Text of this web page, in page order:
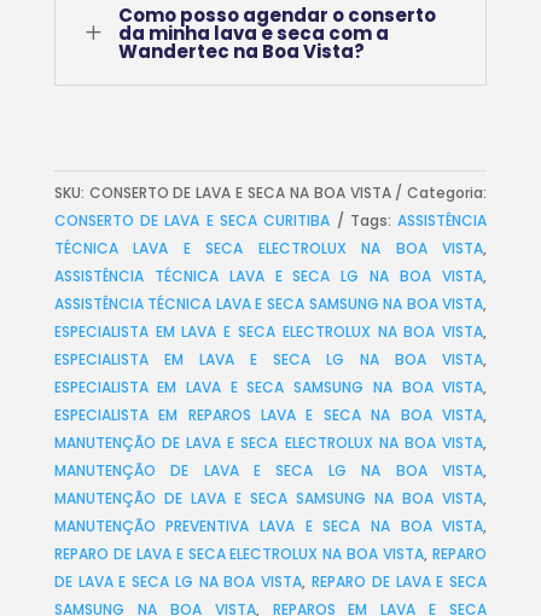
L
Como posso agendar o conserto
da minha lava e seca com a
Wandertec na Boa Vista?
SKU: CONSERTO DE LAVA E SECA NA BOA VISTA
Categoria:
CONSERTO DE LAVA E SECA CURITIBA
Tags:ASSISTÊNCIA
TÉCNICA LAVA E SECA ELECTROLUX NA BOA VISTA,
ASSISTÊNCIA TÉCNICA LAVA E SECA LG NA BOA VISTA,
ASSISTÊNCIA TÉCNICA LAVA E SECA SAMSUNG NA BOA VISTA,
ESPECIALISTA EM LAVA E SECA ELECTROLUX NA BOA VISTA,
ESPECIALISTA EM LAVA E SECA LG NA BOA VISTA,
ESPECIALISTA EM LAVA E SECA SAMSUNG NA BOA VISTA,
ESPECIALISTA EM REPAROS LAVA E SECA NA BOA VISTA,
MANUTENÇÃO DE LAVA E SECA ELECTROLUX NA BOA VISTA,
MANUTENÇÃO DE LAVA E SECA LG NA BOA VISTA,
MANUTENÇÃO DE LAVA E SECA SAMSUNG NA BOA VISTA,
MANUTENÇÃO PREVENTIVA LAVA E SECA NA BOA VISTA,
REPARO DE LAVA E SECA ELECTROLUX NA BOA VISTA,REPARO
DE LAVA E SECA LG NA BOA VISTA,REPARO DE LAVA E SECA
SAMSUNG NA BOA VISTA, REPAROS EM LAVA E SECA